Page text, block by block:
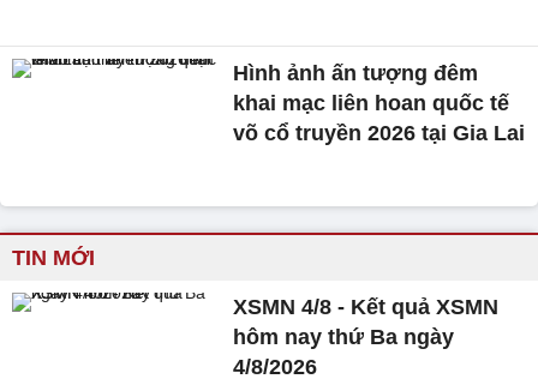
Hình ảnh ấn tượng đêm
khai mạc liên hoan quốc tế
võ cổ truyền 2026 tại Gia Lai
TIN MỚI
XSMN 4/8 - Kết quả XSMN
hôm nay thứ Ba ngày
4/8/2026